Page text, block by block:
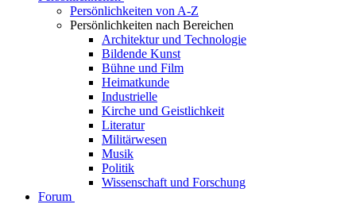
Persönlichkeiten von A-Z
Persönlichkeiten nach Bereichen
Architektur und Technologie
Bildende Kunst
Bühne und Film
Heimatkunde
Industrielle
Kirche und Geistlichkeit
Literatur
Militärwesen
Musik
Politik
Wissenschaft und Forschung
Forum